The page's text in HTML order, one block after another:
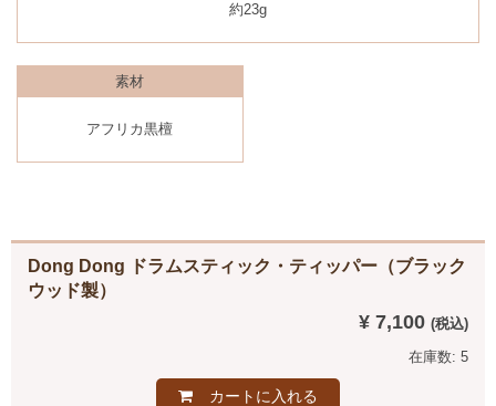
約23g
素材
アフリカ黒檀
Dong Dong ドラムスティック・ティッパー（ブラック
ウッド製）
¥ 7,100
在庫数: 5
カートに入れる